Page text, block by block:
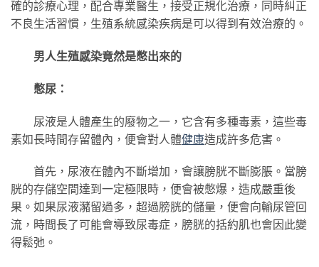
確的診療心理，配合專業醫生，接受正規化治療，同時糾正
不良生活習慣，生殖系統感染疾病是可以得到有效治療的。
男人生殖感染竟然是憋出來的
憋尿：
尿液是人體產生的廢物之一，它含有多種毒素，這些毒
素如長時間存留體內，便會對人體健康造成許多危害。
首先，尿液在體內不斷增加，會讓膀胱不斷膨脹。當膀
胱的存儲空間達到一定極限時，便會被憋爆，造成嚴重後
果。如果尿液瀦留過多，超過膀胱的儲量，便會向輸尿管回
流，時間長了可能會導致尿毒症，膀胱的括約肌也會因此變
得鬆弛。